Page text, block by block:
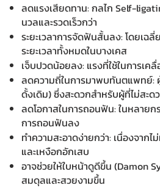
ลดแรงเสียดทาน: กลไก Self-
นวลและรวดเร็วกว่า
ระยะเวลาการจัดฟันสั้นลง: โดยเฉ
ระยะเวลาทั้งหมดในบางเคส
เจ็บปวดน้อยลง: แรงที่ใช้ในการเ
ลดความถี่ในการมาพบทันตแพทย์:
ดั้งเดิม) ซึ่งสะดวกสำหรับผู้ที่ไม่สะด
ลดโอกาสในการถอนฟัน: ในหลาย
การถอนฟันลง
ทำความสะอาดง่ายกว่า: เนื่องจาก
และเหงือกอักเสบ
อาจช่วยให้ใบหน้าดูดีขึ้น (Damon
สมดุลและสวยงามขึ้น